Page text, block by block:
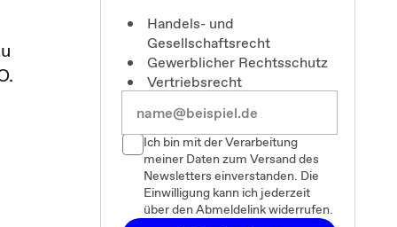
Handels- und
Gesellschaftsrecht
Gewerblicher Rechtsschutz
Vertriebsrecht
Ich bin mit der Verarbeitung
meiner Daten zum Versand des
Newsletters einverstanden. Die
Einwilligung kann ich jederzeit
über den Abmeldelink widerrufen.